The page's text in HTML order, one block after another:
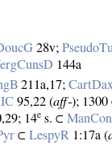
28v;
144a
211a,17;
95,22 (aff‑);
14e s. ⊂
⊂LespyR 1:17a (